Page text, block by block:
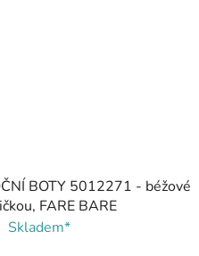
BOTY 5012271 - béžové
FARE BARE
Skladem*